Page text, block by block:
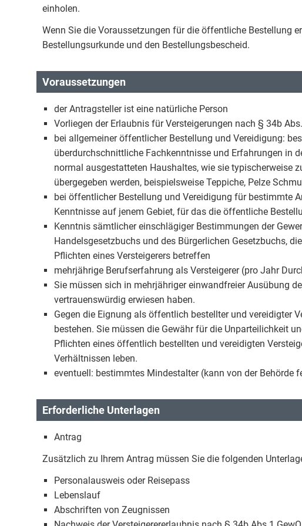
einholen.
Wenn Sie die Voraussetzungen für die öffentliche Bestellung
Bestellungsurkunde und den Bestellungsbescheid.
Voraussetzungen
der Antragsteller ist eine natürliche Person
Vorliegen der Erlaubnis für Versteigerungen nach § 34b
bei allgemeiner öffentlicher Bestellung und Vereidigung:
überdurchschnittliche Fachkenntnisse und Erfahrungen in
normal ausgestatteten Haushaltes, wie sie typischerweise
übergegeben werden, beispielsweise Teppiche, Pelze
bei öffentlicher Bestellung und Vereidigung für bestimmte
Kenntnisse auf jenem Gebiet, für das die öffentliche
Kenntnis sämtlicher einschlägiger Bestimmungen der
Handelsgesetzbuchs und des Bürgerlichen Gesetzbuchs,
Pflichten eines Versteigerers betreffen
mehrjährige Berufserfahrung als Versteigerer (pro Jahr
Sie müssen sich in mehrjähriger einwandfreier Ausübung
vertrauenswürdig erwiesen haben.
Gegen die Eignung als öffentlich bestellter und vereidigter
bestehen. Sie müssen die Gewähr für die Unparteilichkeit
Pflichten eines öffentlich bestellten und vereidigten
Verhältnissen leben.
eventuell: bestimmtes Mindestalter (kann von der Behörde
Erforderliche Unterlagen
Antrag
Zusätzlich zu Ihrem Antrag müssen Sie die folgenden
Personalausweis oder Reisepass
Lebenslauf
Abschriften von Zeugnissen